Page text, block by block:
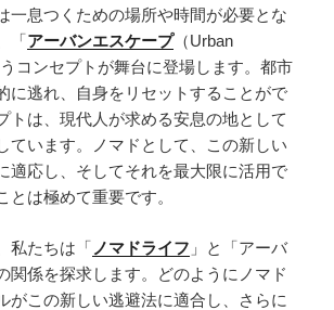
一息つくための場所や時間が必要とな
「アーバンエスケープ（Urban
コンセプトが舞台に登場します。都市
に逃れ、自身をリセットすることがで
トは、現代人が求める安息の地として
ています。ノマドとして、この新しい
適応し、そしてそれを最大限に活用で
とは極めて重要です。
私たちは「 ノマドライフ 」と「アーバ
関係を探求します。どのようにノマド
がこの新しい逃避法に適合し、さらに